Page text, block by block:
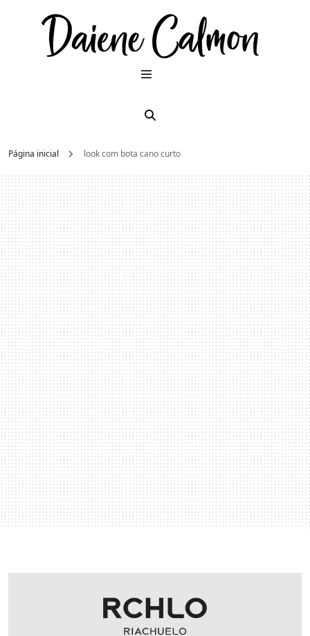
Página inicial look com bota cano curto